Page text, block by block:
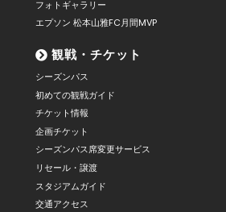
フォトギャラリー
エプソン 松本山雅FC月間MVP
観戦・チケット
シーズンパス
初めての観戦ガイド
チケット情報
企画チケット
シーズンパス席変更サービス
リセール・譲渡
スタジアムガイド
交通アクセス